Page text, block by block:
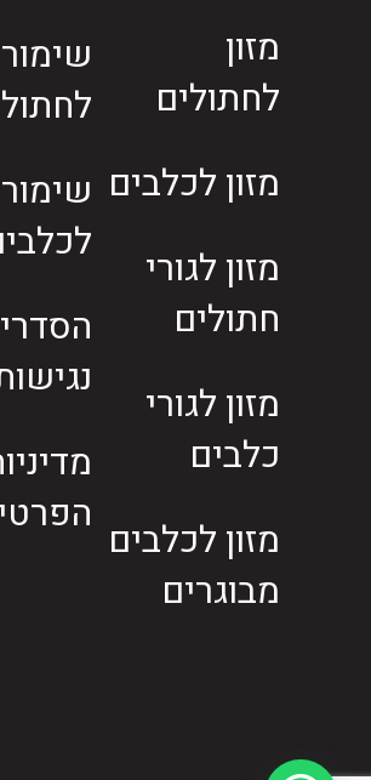
מזון
לחתולים
מזון לכלבים
מזון לגורי
חתולים
מזון לגורי
כלבים
מזון לכלבים
מבוגרים
הסדרי